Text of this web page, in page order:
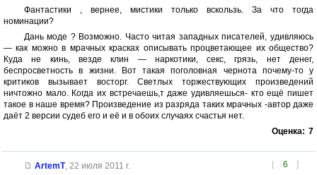
Фантастики , вернее, мистики только вскользь. За что тогда
номинации?
Дань моде ? Возможно. Часто читая западных писателей, удивляюсь
— как можно в мрачных красках описывать процветающее их общество?
Куда не кинь, везде клин — наркотики, секс, грязь, нет денег,
беспросветность в жизни. Вот такая поголовная чернота почему-то у
критиков вызывает восторг. Светлых торжествующих произведений
ничтожно мало. Когда их встречаешь,т даже удивляешься- кто ещё пишет
такое в наше время? Произведение из разряда таких мрачных -автор даже
даёт 2 версии судеб его и её и в обоих случаях счастья нет.
Оценка: 7
[ 6 ]
ArtemT, 22 июля 2011 г.